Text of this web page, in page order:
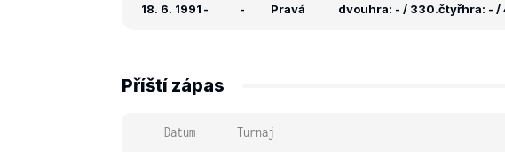
18. 6. 1991 -
-
Pravá
dvouhra: - / 330.čtyřhra: - /
Příští zápas
Datum Turnaj